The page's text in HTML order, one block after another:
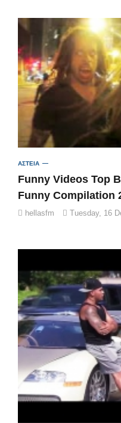
ΑΣΤΕΙΑ
Funny Videos Top
Funny Compilation
hellasfm Tuesday, 16